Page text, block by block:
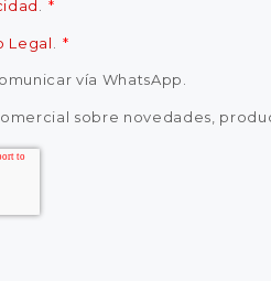
*
Legal *
vía WhatsApp.
sobre novedades,